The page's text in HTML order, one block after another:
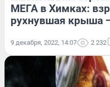
МЕГА в Химках:
рухнувшая крыша
9 декабря, 2022, 14:07 2 232